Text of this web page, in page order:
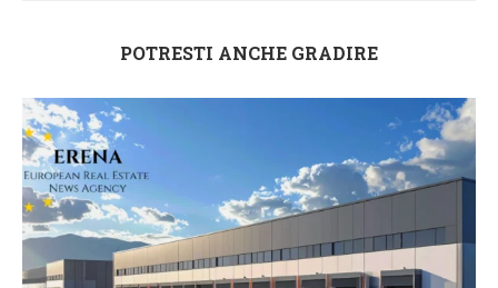
POTRESTI ANCHE GRADIRE